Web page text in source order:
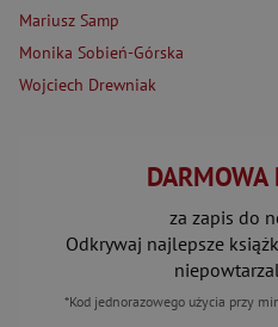
Mariusz Samp
Monika Sobień-Górska
Wojciech Drewniak
DARMOWA
za zapis do
Odkrywaj najlepsze
*Kod jednorazowego użycia przy